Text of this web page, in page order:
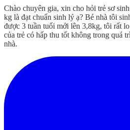
Chào chuyên gia, xin cho hỏi trẻ sơ
kg là đạt chuẩn sinh lý ạ? Bé nhà tôi
được 3 tuần tuổi mới lên 3,8kg, tôi rất
của trẻ có hấp thu tốt không trong quá
nhà.